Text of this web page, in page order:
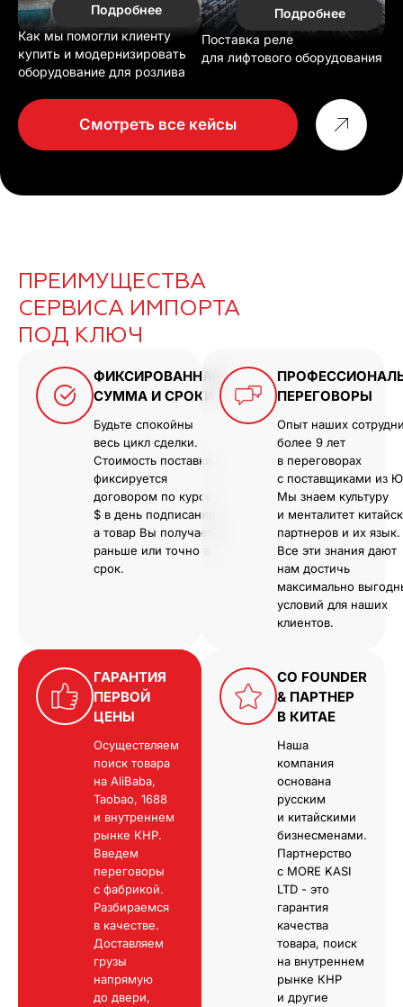
Подробнее
Как мы помогли клиенту
купить и модернизировать
оборудование для розлива
Подробнее
Поставка реле
для лифтового оборудования
Смотреть все кейсы
ПРЕИМУЩЕСТВА
СЕРВИСА ИМПОРТА
ПОД КЛЮЧ
CO FOUNDER
& ПАРТНЕР
В КИТАЕ
Наша
компания
основана
русским
и китайскими
бизнесменами.
Партнерство
с MORE KASI
LTD - это
гарантия
качества
товара, поиск
на внутреннем
рынке КНР
и другие
ГАРАНТИЯ
ПЕРВОЙ
ЦЕНЫ
Осуществляем
поиск товара
на AliBaba,
Taobao, 1688
и внутреннем
рынке КНР.
Введем
переговоры
с фабрикой.
Разбираемся
в качестве.
Доставляем
грузы
напрямую
до двери,
ФИКСИРОВАННАЯ
СУММА И СРОКИ
Будьте спокойны
весь цикл сделки.
Стоимость поставки
фиксируется
договором по курсу
$ в день подписания,
а товар Вы получаете
раньше или точно в
срок.
ПЕРЕГОВОРЫ
Опыт наших
более 9 лет
в переговорах
с поставщиками из
Мы знаем культуру
и менталитет
партнеров и их язык.
Все эти знания дают
нам достичь
максимально
условий для наших
клиентов.